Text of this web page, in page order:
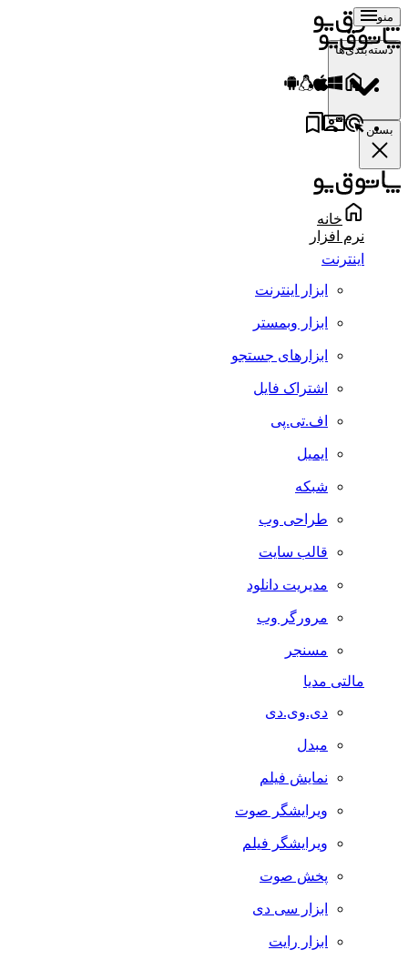
منو
دسته‌بندی‌ها
بستن
خانه
نرم افزار
اینترنت
ابزار اینترنت
ابزار وبمستر
ابزارهای جستجو
اشتراک فایل
اف.تی.پی
ایمیل
شبکه
طراحی وب
قالب سایت
مدیریت دانلود
مرورگر وب
مسنجر
مالتی مدیا
دی.وی.دی
مبدل
نمایش فیلم
ویرایشگر صوت
ویرایشگر فیلم
پخش صوت
ابزار سی دی
ابزار رایت